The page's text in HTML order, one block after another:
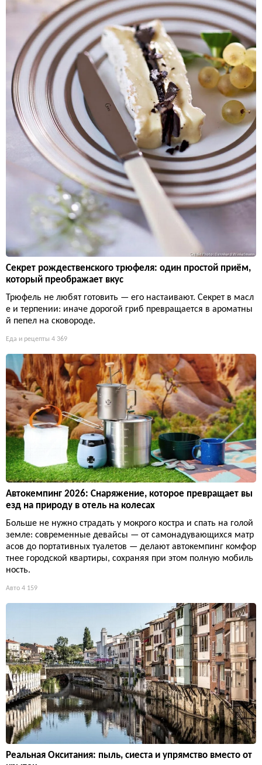
Секрет рождественского трюфеля: один простой приём,
который преображает вкус
Трюфель не любят готовить — его настаивают. Секрет в масл
е и терпении: иначе дорогой гриб превращается в ароматны
й пепел на сковороде.
Еда и рецепты 4 369
Автокемпинг 2026: Снаряжение, которое превращает вы
езд на природу в отель на колесах
Больше не нужно страдать у мокрого костра и спать на голой
земле: современные девайсы — от самонадувающихся матр
асов до портативных туалетов — делают автокемпинг комфор
тнее городской квартиры, сохраняя при этом полную мобиль
ность.
Авто 4 159
Реальная Окситания: пыль, сиеста и упрямство вместо от